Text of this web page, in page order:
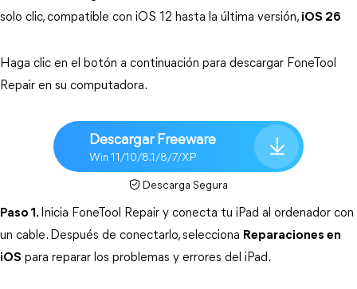
solo clic, compatible con iOS 12 hasta la última versión, iOS 26
Haga clic en el botón a continuación para descargar FoneTool
Repair en su computadora.
Descargar Freeware
Win 11/10/8.1/8/7/XP
Descarga Segura
Paso 1. Inicia FoneTool Repair y conecta tu iPad al ordenador con
un cable. Después de conectarlo, selecciona Reparaciones en
iOS para reparar los problemas y errores del iPad.